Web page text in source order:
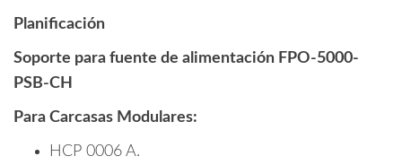
Planificación
Soporte para fuente de alimentación FPO-5000-
PSB-CH
Para Carcasas Modulares:
HCP 0006 A.